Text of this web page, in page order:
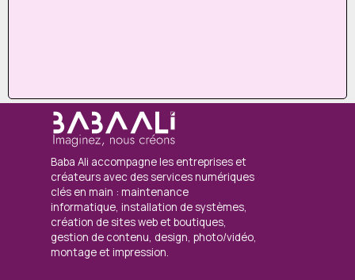
Baba Ali accompagne les entreprises et
créateurs avec des services numériques
clés en main : maintenance
informatique, installation de systèmes,
création de sites web et boutiques,
gestion de contenu, design, photo/vidéo,
montage et impression.